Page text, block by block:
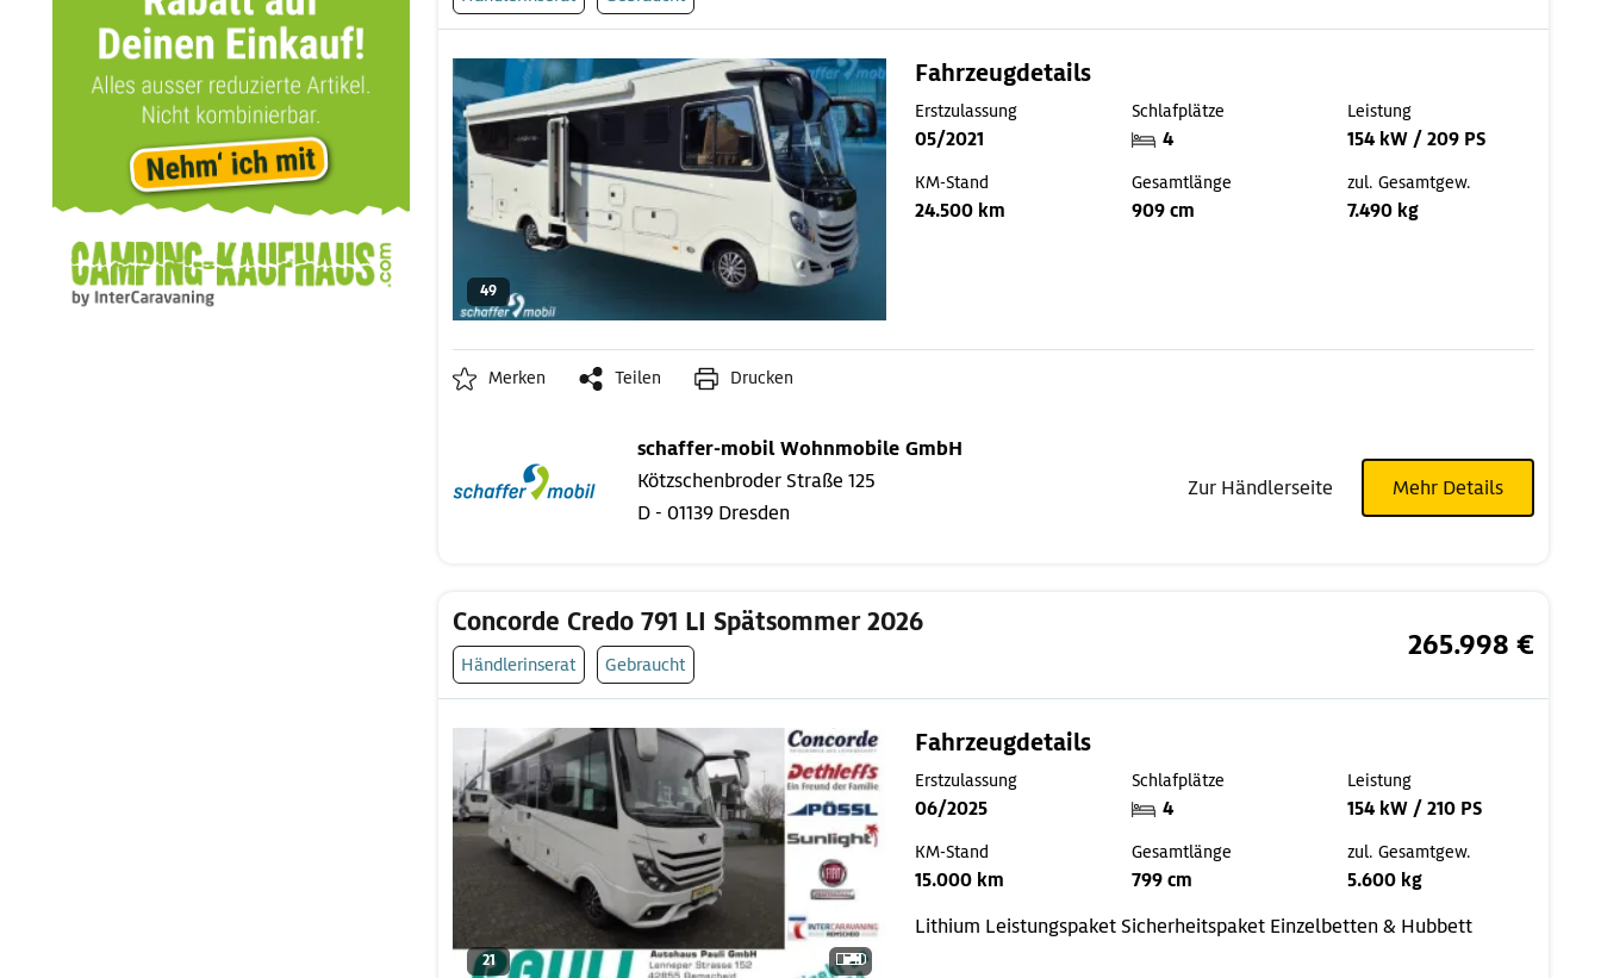
49
Fahrzeugdetails
Erstzulassung
05/2021
Schlafplätze
4
Leistung
154 kW / 209 PS
KM-Stand
24.500 km
Gesamtlänge
909 cm
zul. Gesamtgew.
7.490 kg
Merken Teilen Drucken
schaffer-mobil Wohnmobile GmbH
Kötzschenbroder Straße 125
D - 01139 Dresden
Zur Händlerseite Mehr Details
Concorde Credo 791 LI Spätsommer 2026
Händlerinserat Gebraucht
265.998 €
21
Fahrzeugdetails
Erstzulassung
06/2025
Schlafplätze
4
Leistung
154 kW / 210 PS
KM-Stand
15.000 km
Gesamtlänge
799 cm
zul. Gesamtgew.
5.600 kg
Lithium Leistungspaket Sicherheitspaket Einzelbetten & Hubbett